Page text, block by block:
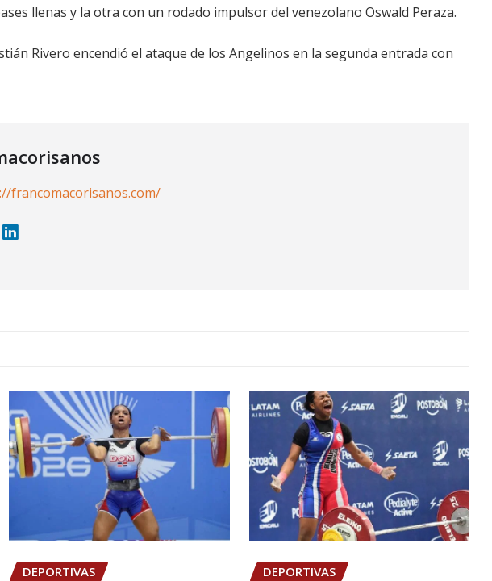
llenas y la otra con un rodado impulsor del venezolano Oswald Peraza.
Rivero encendió el ataque de los Angelinos en la segunda entrada con
francomacorisanos.com/
DEPORTIVAS DEPORTIVAS